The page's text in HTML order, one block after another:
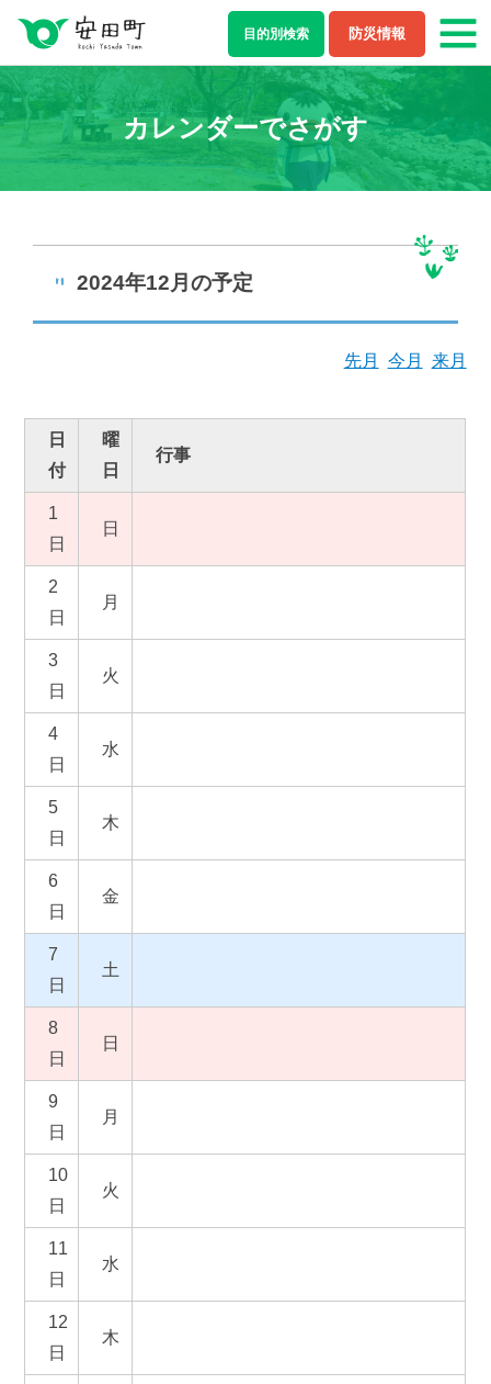
防災情報
目的別検索
もしもの場合
防災・救急情報 夜間・休日診療案内
結婚・離婚
住まい・引越し
お悔やみ
カレンダーで探す
施設案内 例規集
ふるさと納税
カレンダーでさがす
2024年12月の予定
先月 今月 来月
日
付
曜
日
行事
1
日
日
2
日
月
3
日
火
4
日
水
5
日
木
6
日
金
7
日
土
8
日
日
9
日
月
10
日
火
11
日
水
12
日
木